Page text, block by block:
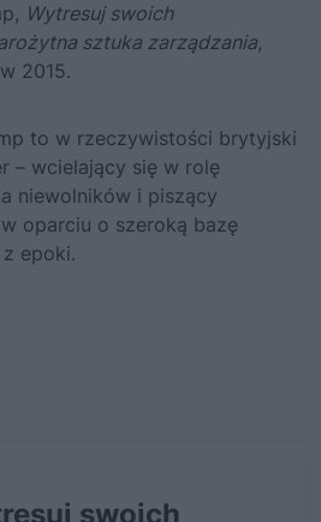
Wytresuj swoich
sztuka zarządzania,
2015.
to w rzeczywistości brytyjski
– wcielający się w rolę
niewolników i piszący
oparciu o szeroką bazę
epoki.